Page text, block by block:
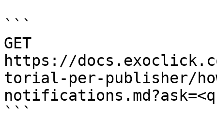
```
GET
https://
torial-per-publisher/
```